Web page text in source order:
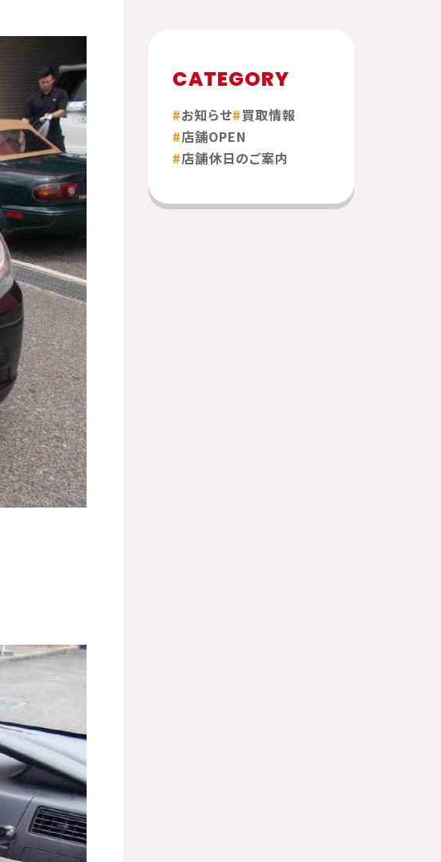
CATEGORY
お知らせ 買取情報
店舗OPEN
店舗休日のご案内